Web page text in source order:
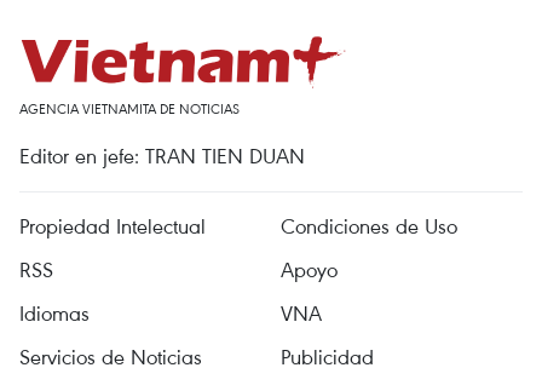
AGENCIA VIETNAMITA DE NOTICIAS
Editor en jefe: TRAN TIEN DUAN
Propiedad Intelectual
Condiciones de Uso
RSS
Apoyo
Idiomas
VNA
Servicios de Noticias
Publicidad